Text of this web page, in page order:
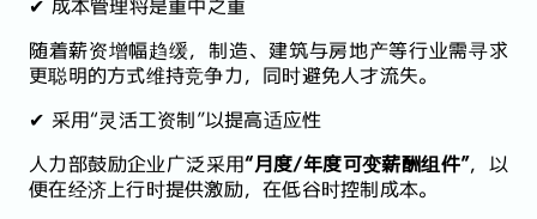
✔ 成本管理将是重中之重
随着薪资增幅趋缓，制造、建筑与房地产等行业需寻求
更聪明的方式维持竞争力，同时避免人才流失。
✔ 采用“灵活工资制”以提高适应性
人力部鼓励企业广泛采用“月度/年度可变薪酬组件”，以
便在经济上行时提供激励，在低谷时控制成本。